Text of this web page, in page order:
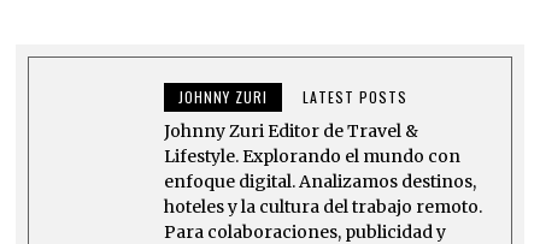
JOHNNY ZURI LATEST POSTS
Johnny Zuri Editor de Travel &
Lifestyle. Explorando el mundo con
enfoque digital. Analizamos destinos,
hoteles y la cultura del trabajo remoto.
Para colaboraciones, publicidad y